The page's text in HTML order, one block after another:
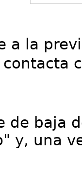
a la
de baja
y, una